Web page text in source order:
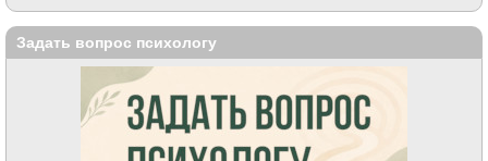
Задать вопрос психологу